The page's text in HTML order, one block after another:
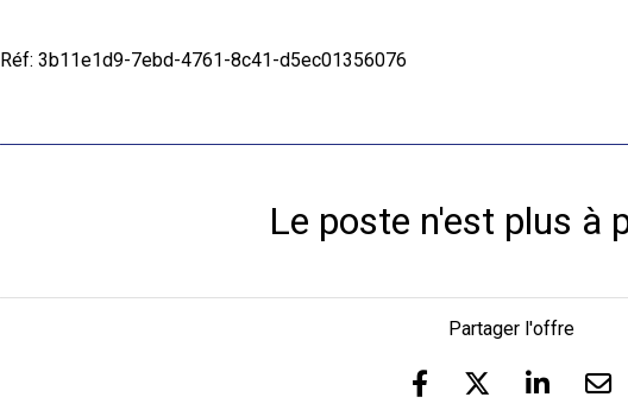
Réf: 3b11e1d9-7ebd-4761-8c41-d5ec01356076
Le poste n'est plus à
Partager l'offre